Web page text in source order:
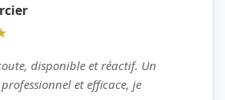
disponible et réactif. Un
et efficace, je